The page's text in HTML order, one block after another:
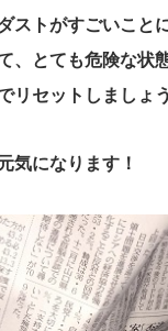
ストがすごいこと
、とても危険な状
リセットしましょ
気になります！